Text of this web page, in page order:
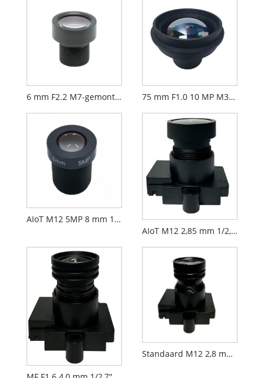
6 mm F2.2 M7-gemonteerde CCTV-lens voor 1/2,9" beveiligingscamera's 75 mm F1.0 10 MP M34 17um lens Langegolf infrarood warmtebeeldlens
AIoT M12 5MP 8 mm 1/2,7" F2.0 FPV-cameralens
AIoT M12 2,85 mm 1/2,9" F2.3 FPV-cameralens PL071
Standaard M12 2,8 mm 1/2,7" CCTV AIoT-lens PL060